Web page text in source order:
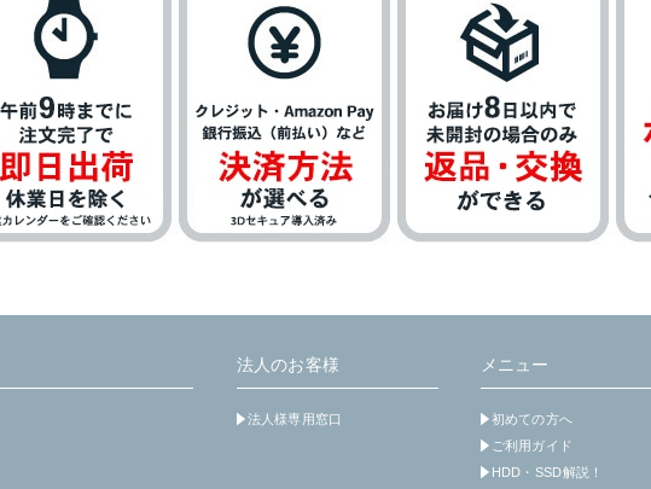
法人のお客様
法人様専用窓口
メニュー
初めての方へ
ご利用ガイド
HDD・SSD解説！